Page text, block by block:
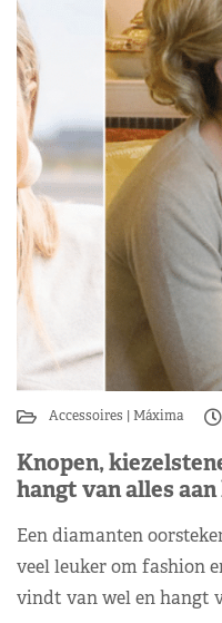
Accessoires Máxima
Knopen,
hangt van alles
Een diamanten
veel leuker om fashion
vindt van wel en hangt